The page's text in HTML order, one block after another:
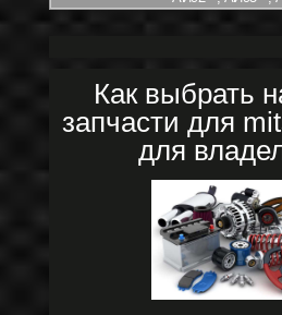
Как выбрать
запчасти для
для